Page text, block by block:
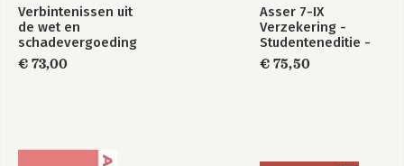
Verbintenissen uit
de wet en
schadevergoeding
€ 73,00
Asser 7-IX
Verzekering -
Studenteneditie -
2024
€ 75,50